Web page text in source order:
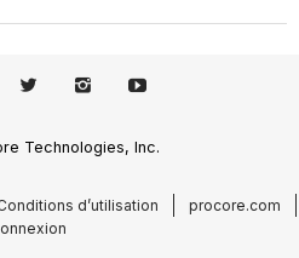
Technologies, Inc.
d’utilisation
procore.com